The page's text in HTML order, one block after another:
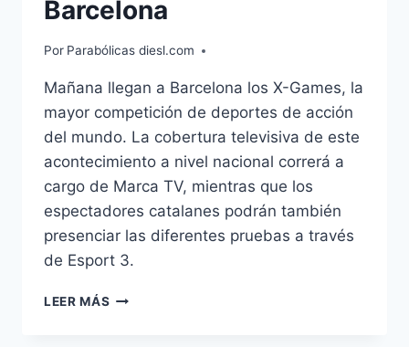
Barcelona
Por Parabólicas diesl.com
Mañana llegan a Barcelona los X-Games, la
mayor competición de deportes de acción
del mundo. La cobertura televisiva de este
acontecimiento a nivel nacional correrá a
cargo de Marca TV, mientras que los
espectadores catalanes podrán también
presenciar las diferentes pruebas a través
de Esport 3.
LEER MÁS MARCA